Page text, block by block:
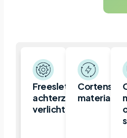
Freesletter,
achterzijde
verlicht
materiaal